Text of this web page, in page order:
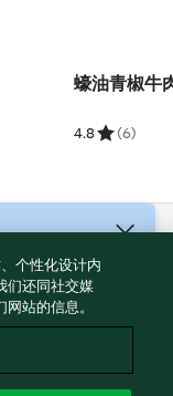
蠔油青椒牛
4.8 (6)
个性化设计内
们还同社交媒
站的信息。